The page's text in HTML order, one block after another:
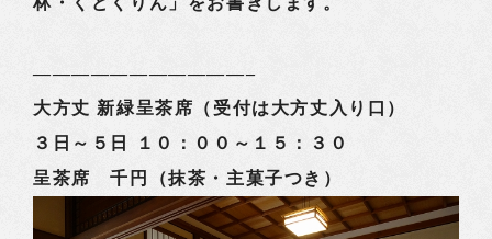
———————————–
大方丈 新緑呈茶席（受付は大方丈入り口）
３日～５日 １０：００～１５：３０
呈茶席 千円（抹茶・主菓子つき）